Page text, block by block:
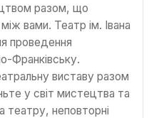
разом, що
вами. Театр ім. Івана
проведення
Франківську.
виставу разом
у світ мистецтва та
неповторні